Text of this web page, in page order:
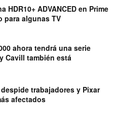
HDR10+ ADVANCED en Prime
para algunas TV
ahora tendrá una serie
Cavill también está
trabajadores y Pixar
afectados